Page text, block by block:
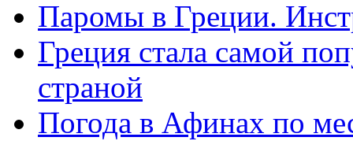
Паромы в Греции.
Греция стала самой
страной
Погода в Афинах по